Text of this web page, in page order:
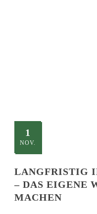
1
NOV.
LANGFRISTIG
– DAS EIGENE
MACHEN